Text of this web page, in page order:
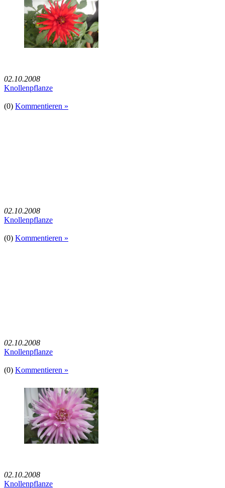
02.10.2008
Knollenpflanze
(0) Kommentieren »
02.10.2008
Knollenpflanze
(0) Kommentieren »
02.10.2008
Knollenpflanze
(0) Kommentieren »
02.10.2008
Knollenpflanze